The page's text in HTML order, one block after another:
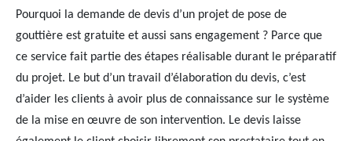
Pourquoi la demande de devis d’un projet de pose de
gouttière est gratuite et aussi sans engagement ? Parce que
ce service fait partie des étapes réalisable durant le préparatif
du projet. Le but d’un travail d’élaboration du devis, c’est
d’aider les clients à avoir plus de connaissance sur le système
de la mise en œuvre de son intervention. Le devis laisse